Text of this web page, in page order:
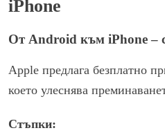
iPhone
От Android към iPhone –
Apple предлага безплатно
което улеснява
Стъпки: